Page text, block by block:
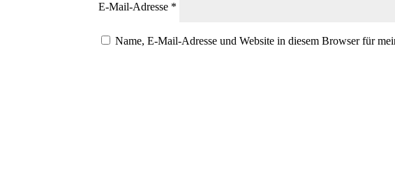
E-Mail-Adresse *
Name, E-Mail-Adresse und Website in diesem Browser für